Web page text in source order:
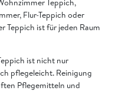
Flur-Teppich oder
Teppich ist für jeden Raum
ist nicht nur
pflegeleicht. Reinigung
Pflegemitteln und